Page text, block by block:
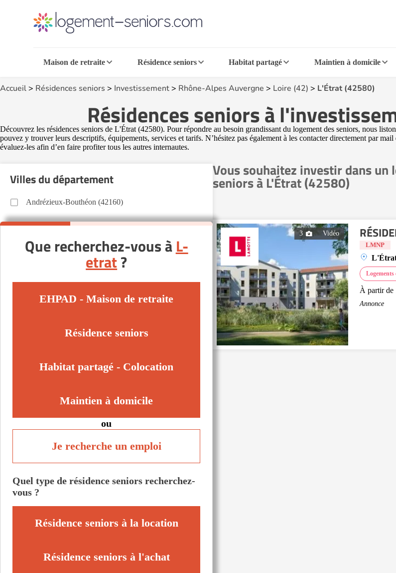
Maison de retraite Résidence seniors Habitat partagé Maintien à domicile
Accueil> Résidences seniors > Investissement> Rhône-Alpes Auvergne > Loire (42) > L'Étrat (42580)
Résidences seniors à
Découvrez les résidences seniors de L'Étrat (42580). Pour répondre au besoin grandissant du logement des seniors, nous
pouvez y trouver leurs descriptifs, équipements, services et tarifs. N’hésitez pas également à les contacter directement par
évaluez-les afin d’en faire profiter tous les autres internautes.
Vous souhaitez investir dans un
seniors à L'Étrat (42580)
3 Vidéo
LMNP
Logements
À partir de
Annonce
Villes du département
Andrézieux-Bouthéon (42160)
Que recherchez-vous àL-
etrat?
EHPAD - Maison de retraite
Résidence seniors
Habitat partagé - Colocation
Maintien à domicile
ou
Je recherche un emploi
Quel type de résidence seniors recherchez-
vous ?
Résidence seniors à la location
Résidence seniors à l'achat